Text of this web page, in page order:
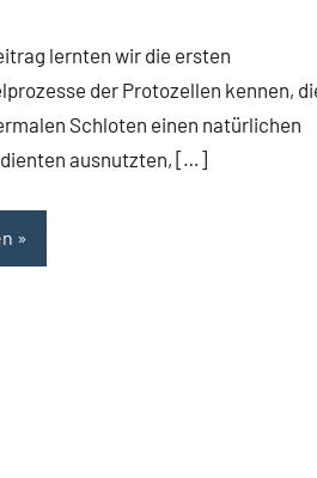
lernten wir die ersten
der Protozellen kennen,
Schloten einen natürlichen
ausnutzten, […]